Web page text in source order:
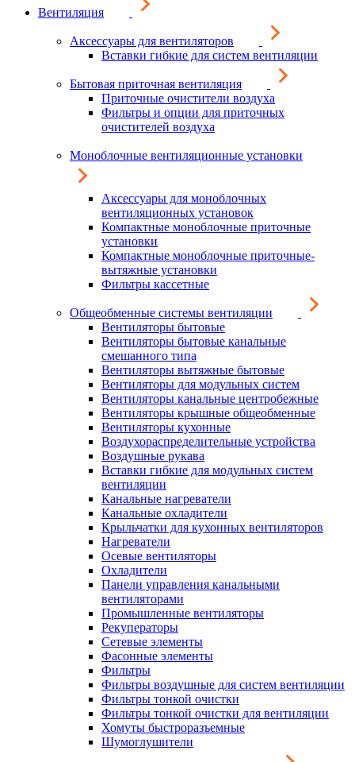
Вентиляция
Аксессуары для вентиляторов
Вставки гибкие для систем вентиляции
Бытовая приточная вентиляция
Приточные очистители воздуха
Фильтры и опции для приточных
очистителей воздуха
Моноблочные вентиляционные установки
Аксессуары для моноблочных
вентиляционных установок
Компактные моноблочные приточные
установки
Компактные моноблочные приточные-
вытяжные установки
Фильтры кассетные
Общеобменные системы вентиляции
Вентиляторы бытовые
Вентиляторы бытовые канальные
смешанного типа
Вентиляторы вытяжные бытовые
Вентиляторы для модульных систем
Вентиляторы канальные центробежные
Вентиляторы крышные общеобменные
Вентиляторы кухонные
Воздухораспределительные устройства
Воздушные рукава
Вставки гибкие для модульных систем
вентиляции
Канальные нагреватели
Канальные охладители
Крыльчатки для кухонных вентиляторов
Нагреватели
Осевые вентиляторы
Охладители
Панели управления канальными
вентиляторами
Промышленные вентиляторы
Рекуператоры
Сетевые элементы
Фасонные элементы
Фильтры
Фильтры воздушные для систем вентиляции
Фильтры тонкой очистки
Фильтры тонкой очистки для вентиляции
Хомуты быстроразъемные
Шумоглушители